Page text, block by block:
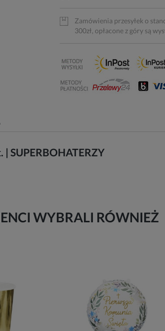
Zamówienia przesyłek o
300zł, opłacone z góry są
SUPERBOHATERZY
WYBRALI RÓWNIEŻ